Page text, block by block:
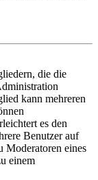
die die
kann mehreren
es den
Benutzer auf
Moderatoren eines
einem